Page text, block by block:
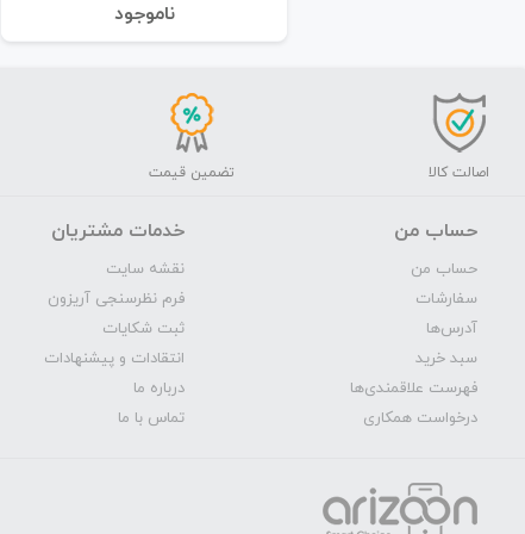
نا‌موجود
اصالت کالا تضمین قیمت
حساب من
حساب من
سفارشات
آدرس‌ها
سبد خرید
فهرست علاقمندی‌ها
درخواست همکاری
خدمات مشتریان
نقشه سایت
فرم نظرسنجی آریزون
ثبت شکایات
انتقادات و پیشنهادات
درباره ما
تماس با ما